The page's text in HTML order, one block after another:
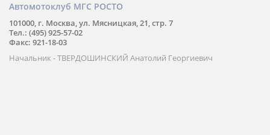
Автомотоклуб МГС РОСТО
101000, г. Москва, ул. Мясницкая, 21, стр. 7
Тел.: (495) 925-57-02
Факс: 921-18-03
Начальник - ТВЕРДОШИНСКИЙ Анатолий Георгиевич